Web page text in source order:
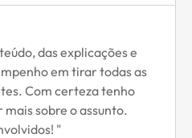
das explicações e
em tirar todas as
Com certeza tenho
sobre o assunto.
"